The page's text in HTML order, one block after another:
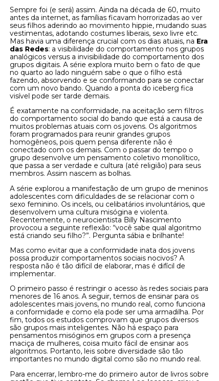
Sempre foi (e será) assim. Ainda na década de 60, muito
antes da internet, as famílias ficavam horrorizadas ao ver
seus filhos aderindo ao movimento hippie, mudando suas
vestimentas, adotando costumes liberais, sexo livre etc.
Mas havia uma diferença crucial com os dias atuais, na Era
das Redes: a visibilidade do comportamento nos grupos
analógicos versus a invisibilidade do comportamento dos
grupos digitais. A série explora muito bem o fato de que
no quarto ao lado ninguém sabe o que o filho está
fazendo, absorvendo e se conformando para se conectar
com um novo bando. Quando a ponta do iceberg fica
visível pode ser tarde demais.
É exatamente na conformidade, na aceitação sem filtros
do comportamento social do bando que está a causa de
muitos problemas atuais com os jovens. Os algoritmos
foram programados para reunir grandes grupos
homogêneos, pois quem pensa diferente não é
conectado com os demais. Com o passar do tempo o
grupo desenvolve um pensamento coletivo monolítico,
que passa a ser verdade e cultura (até religião) para seus
membros. Assim nascem as bolhas.
A série explorou a manifestação de um grupo de meninos
adolescentes com dificuldades de se relacionar com o
sexo feminino. Os incels, ou celibatários involuntários, que
desenvolvem uma cultura misógina e violenta.
Recentemente, o neurocientista Billy Nascimento
provocou a seguinte reflexão: “você sabe qual algoritmo
está criando seu filho?”. Pergunta sábia e brilhante!
Mas como evitar que a conformidade inata dos jovens
possa produzir comportamentos sociais nocivos? A
resposta não é tão difícil de elaborar, mas é difícil de
implementar.
O primeiro passo é restringir o acesso às redes sociais para
menores de 16 anos. A seguir, temos de ensinar para os
adolescentes mais jovens, no mundo real, como funciona
a conformidade e como ela pode ser uma armadilha. Por
fim, todos os estudos comprovam que grupos diversos
são grupos mais inteligentes. Não há espaço para
pensamentos misóginos em grupos com a presença
maciça de mulheres, coisa muito fácil de ensinar aos
algoritmos. Portanto, leis sobre diversidade são tão
importantes no mundo digital como são no mundo real.
Para encerrar, lembro-me do primeiro autor de livros sobre